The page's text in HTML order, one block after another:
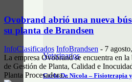
Veterinarios
Carla De Nicola – Fisioterapia
Ovobrand abrió una nueva
su planta de Brandsen
InfoClasificados InfoBrandsen - 7
La empresa Ovobrand se encuentra en
de Gestión de Planta, Calidad e
Planta Procesadora...